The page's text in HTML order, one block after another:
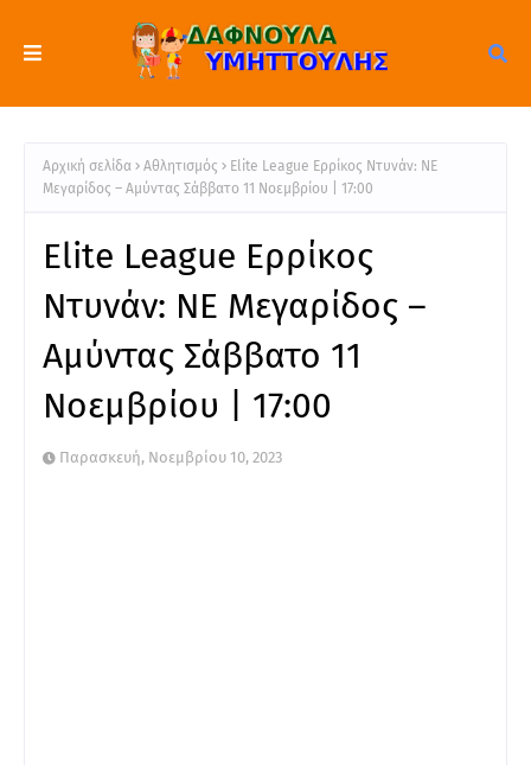
Αρχική σελίδα Αθλητισμός
Elite League Ερρίκος Ντυνάν: ΝΕ
Μεγαρίδος – Αμύντας Σάββατο 11 Νοεμβρίου | 17:00
Elite League Ερρίκος
Ντυνάν: ΝΕ Μεγαρίδος –
Αμύντας Σάββατο 11
Νοεμβρίου | 17:00
Παρασκευή, Νοεμβρίου 10, 2023